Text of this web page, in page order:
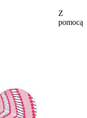
Z
pomocą